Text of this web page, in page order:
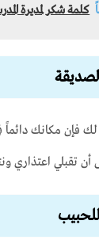
كلمة شكر لمديرة
لك فإن مكانك
أن تقبلي اعتذاري